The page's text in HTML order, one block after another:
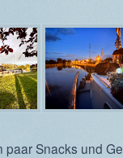
paar Snacks und